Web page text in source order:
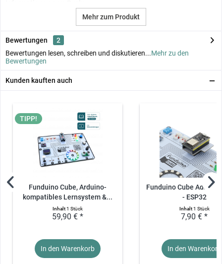
Seitenzahl: 184 Seiten
Mehr zum Produkt
Bewertungen
2
Bewertungen lesen, schreiben und diskutieren...Mehr zu den
Bewertungen
Kunden kauften auch
TIPP!
Funduino Cube, Arduino-
kompatibles Lernsystem &...
Inhalt1 Stück
59,90 € *
In den Warenkorb
Funduino Cube
- ESP32
Inhalt1 Stück
7,90 € *
In den Warenkorb